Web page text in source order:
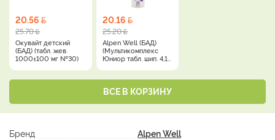
20.56
25.70
Окувайт детский
(БАД) (табл. жев.
1000±100 мг №30)
20.16
25.20
Alpen Well (БАД)
(Мультикомплекс
Юниор табл. шип. 4,1 г
ВСЕ В КОРЗИНУ
Бренд
Alpen Well